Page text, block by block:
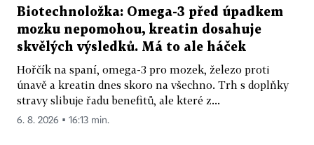
Biotechnoložka: Omega-3 před úpadkem
mozku nepomohou, kreatin dosahuje
skvělých výsledků. Má to ale háček
Hořčík na spaní, omega-3 pro mozek, železo proti
únavě a kreatin dnes skoro na všechno. Trh s doplňky
stravy slibuje řadu benefitů, ale které z...
6. 8. 2026 ▪ 16:13 min.